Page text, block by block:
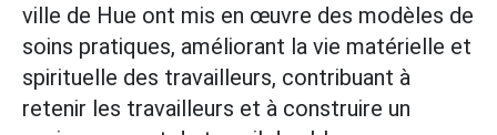
ville de Hue ont mis en œuvre des modèles de
soins pratiques, améliorant la vie matérielle et
spirituelle des travailleurs, contribuant à
retenir les travailleurs et à construire un